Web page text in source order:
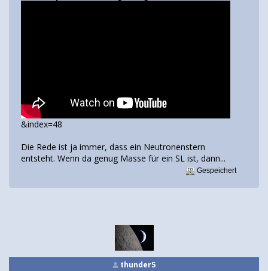
&index=48
Die Rede ist ja immer, dass ein Neutronenstern
entsteht. Wenn da genug Masse für ein SL ist, dann...
Gespeichert
thunder5